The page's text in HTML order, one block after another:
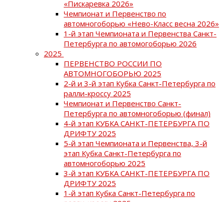
«Пискаревка 2026»
Чемпионат и Первенство по
автомногоборью «Нево-Класс весна 2026»
1-й этап Чемпионата и Первенства Санкт-
Петербурга по автомогоборью 2026
2025
ПЕРВЕНСТВО РОССИИ ПО
АВТОМНОГОБОРЬЮ 2025
2-й и 3-й этап Кубка Санкт-Петербурга по
ралли-кроссу 2025
Чемпионат и Первенство Санкт-
Петербурга по автомногоборью (финал)
4-й этап КУБКА САНКТ-ПЕТЕРБУРГА ПО
ДРИФТУ 2025
5-й этап Чемпионата и Первенства, 3-й
этап Кубка Санкт-Петербурга по
автомногоборью 2025
3-й этап КУБКА САНКТ-ПЕТЕРБУРГА ПО
ДРИФТУ 2025
1-й этап Кубка Санкт-Петербурга по